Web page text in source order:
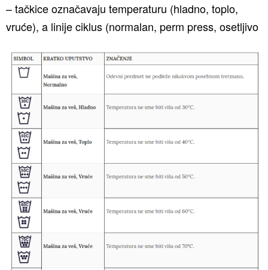
– tačkice označavaju temperaturu (hladno, toplo,
vruće), a linije ciklus (normalan, perm press, osetljivo